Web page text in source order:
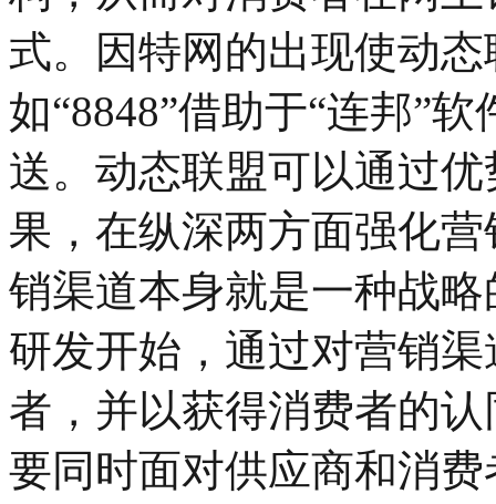
式。因特网的出现使动
如“8848”借助于“连邦”
送。动态联盟可以通过
果，在纵深两方面强化
销渠道本身就是一种战
研发开始，通过对营销
者，并以获得消费者的
要同时面对供应商和消